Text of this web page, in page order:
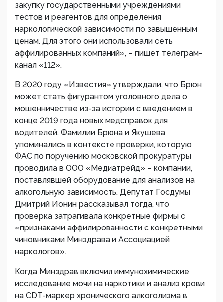
закупку государственными учреждениями
тестов и реагентов для определения
наркологической зависимости по завышенным
ценам. Для этого они использовали сеть
аффилированных компаний», – пишет телеграм-
канал «112».
В 2020 году «Известия» утверждали, что Брюн
может стать фигурантом уголовного дела о
мошенничестве из-за истории с введением в
конце 2019 года новых медсправок для
водителей. Фамилии Брюна и Якушева
упоминались в контексте проверки, которую
ФАС по поручению московской прокуратуры
проводила в ООО «Медиатрейд» – компании,
поставлявшей оборудование для анализов на
алкогольную зависимость. Депутат Госдумы
Дмитрий Ионин рассказывал тогда, что
проверка затрагивала конкретные фирмы с
«признаками аффилированности с конкретными
чиновниками Минздрава и Ассоциацией
наркологов».
Когда Минздрав включил иммунохимические
исследование мочи на наркотики и анализ крови
на СDT-маркер хронического алкоголизма в